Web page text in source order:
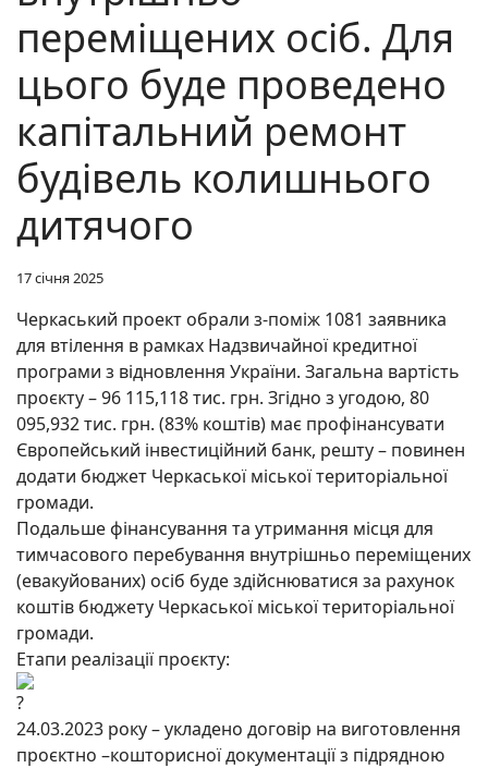
переміщених осіб. Для
цього буде проведено
капітальний ремонт
будівель колишнього
дитячого
17 січня 2025
Черкаський проект обрали з-поміж 1081 заявника
для втілення в рамках Надзвичайної кредитної
програми з відновлення України. Загальна вартість
проєкту – 96 115,118 тис. грн. Згідно з угодою, 80
095,932 тис. грн. (83% коштів) має профінансувати
Європейський інвестиційний банк, решту – повинен
додати бюджет Черкаської міської територіальної
громади.
Подальше фінансування та утримання місця для
тимчасового перебування внутрішньо переміщених
(евакуйованих) осіб буде здійснюватися за рахунок
коштів бюджету Черкаської міської територіальної
громади.
Етапи реалізації проєкту:
24.03.2023 року – укладено договір на виготовлення
проєктно –кошторисної документації з підрядною